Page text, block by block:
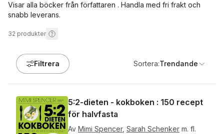
Visar alla böcker från författaren . Handla med fri frakt och
snabb leverans.
32 produkter
Filtrera Sortera:Trendande
5:2-dieten - kokboken : 150 recept
för halvfasta
Av Mimi Spencer, Sarah Schenker m. fl.